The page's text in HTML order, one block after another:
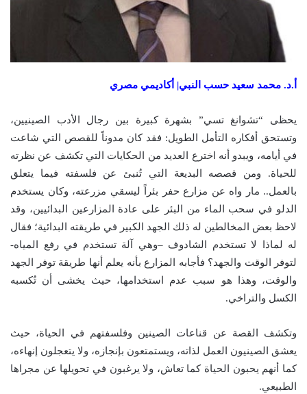
أ.د. محمد سعيد حسب النبي| أكاديمي مصري
يحظى “تشوانغ تسي” بشهرة كبيرة بين رجال الأدب الصينيين،
وتستحق أفكاره التأمل الطويل: فقد كان مدوناً للقصص التي شاعت
في أيامه، ويبدو أنه اخترع العديد من الحكايات التي تكشف عن نظرته
للحياة. ومن قصصه البديعة التي تُنبئ عن فلسفته فيما يتعلق
بالعمل.. مار واه عن مزارع حفر بئراً ليسقي مزرعته، وكان يستخدم
الدلو في سحب الماء من البئر على عادة المزارعين البدائيين، وقد
لاحظ بعض المخالطين له ذلك الجهد الكبير في طريقته البدائية؛ فقال
له لماذا لا تستخدم الشادوف –وهي آلة تستخدم في رفع المياه-
لتوفر الوقت والجهد؟ فأجابه المزارع بأنه يعلم أنها طريقة توفر الجهد
والوقت، وهذا هو سبب عدم استخدامها، حيث يخشى أن تُكسبه
الكسل والتراخي.
وتكشف القصة عن قناعات الصينين وفلسفتهم في الحياة، حيث
يعشق الصينيون العمل لذاته، ويستمتعون بإنجازه، ولا يتعجلون إنهاءه،
كما أنهم يحبون الحياة كما تعاش، ولا يرغبون في تحويلها عن مجراها
الطبيعي.